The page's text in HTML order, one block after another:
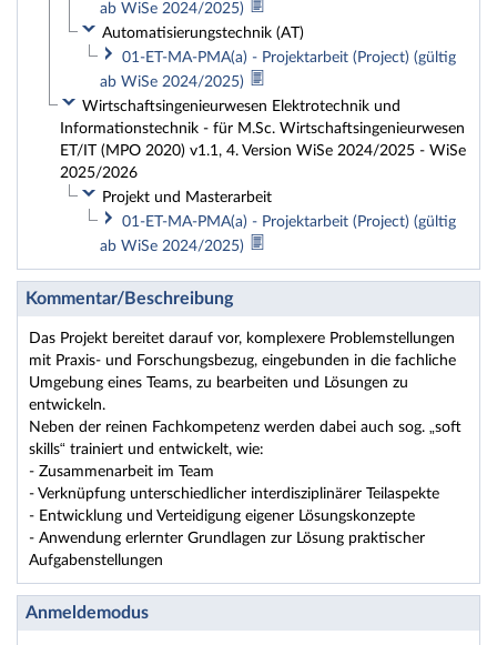
ab WiSe 2024/2025)
Automatisierungstechnik (AT)
01-ET-MA-PMA(a) - Projektarbeit (Project) (gültig
ab WiSe 2024/2025)
Wirtschaftsingenieurwesen Elektrotechnik und
Informationstechnik - für M.Sc. Wirtschaftsingenieurwesen
ET/IT (MPO 2020) v1.1, 4. Version WiSe 2024/2025 - WiSe
2025/2026
Projekt und Masterarbeit
01-ET-MA-PMA(a) - Projektarbeit (Project) (gültig
ab WiSe 2024/2025)
Kommentar/Beschreibung
Das Projekt bereitet darauf vor, komplexere Problemstellungen
mit Praxis- und Forschungsbezug, eingebunden in die fachliche
Umgebung eines Teams, zu bearbeiten und Lösungen zu
entwickeln.
Neben der reinen Fachkompetenz werden dabei auch sog. „soft
skills“ trainiert und entwickelt, wie:
- Zusammenarbeit im Team
- Verknüpfung unterschiedlicher interdisziplinärer Teilaspekte
- Entwicklung und Verteidigung eigener Lösungskonzepte
- Anwendung erlernter Grundlagen zur Lösung praktischer
Aufgabenstellungen
Anmeldemodus